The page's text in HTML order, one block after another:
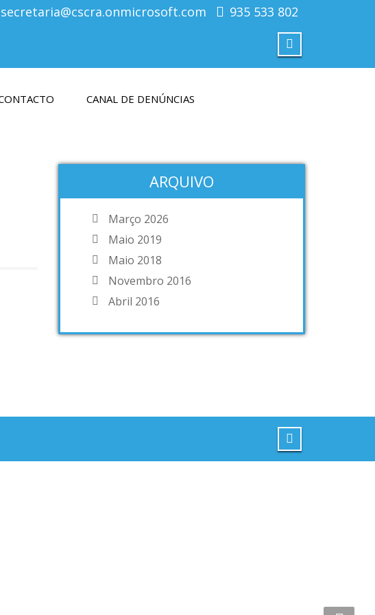
secretaria@cscra.onmicrosoft.com 935 533 802
CANAL DE DENÚNCIAS
ARQUIVO
Março 2026
Maio 2019
Maio 2018
Novembro 2016
Abril 2016